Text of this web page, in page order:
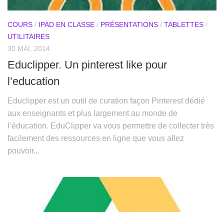
COURS / IPAD EN CLASSE / PRÉSENTATIONS / TABLETTES /
UTILITAIRES
30 MAI, 2014
Educlipper. Un pinterest like pour
l’education
Educlipper est un outil de curation façon Pinterest dédié
aux enseignants et plus largement au monde de
l’éducation. EduClipper va vous permettre de collecter très
facilement des ressources en ligne que vous allez
pouvoir...